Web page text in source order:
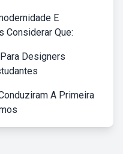
E
Considerar Que:
Designers
A Primeira